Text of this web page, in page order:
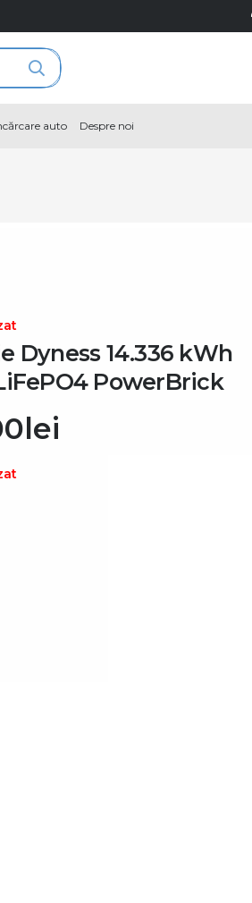
auto Despre noi
Dyness 14.336 kWh
PowerBrick
lei